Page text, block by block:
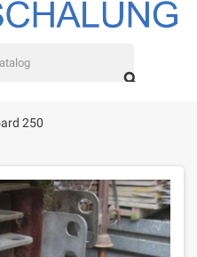

250